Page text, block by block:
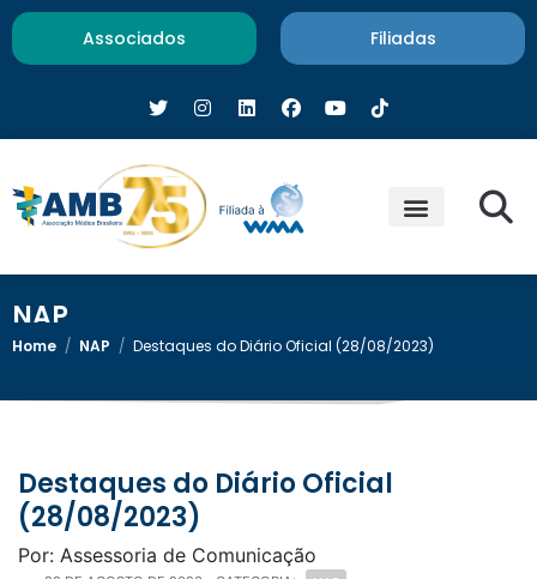
Associados Filiadas
NAP
Home / NAP / Destaques do Diário Oficial (28/08/2023)
Destaques do Diário Oficial
(28/08/2023)
Por: Assessoria de Comunicação